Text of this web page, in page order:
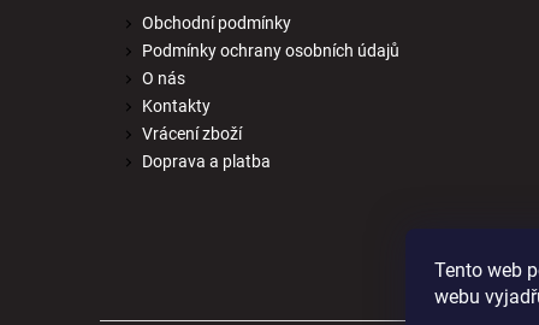
Tento web
webu
Obchodní podmínky
Podmínky ochrany osobních údajů
O nás
Kontakty
Vrácení zboží
Doprava a platba